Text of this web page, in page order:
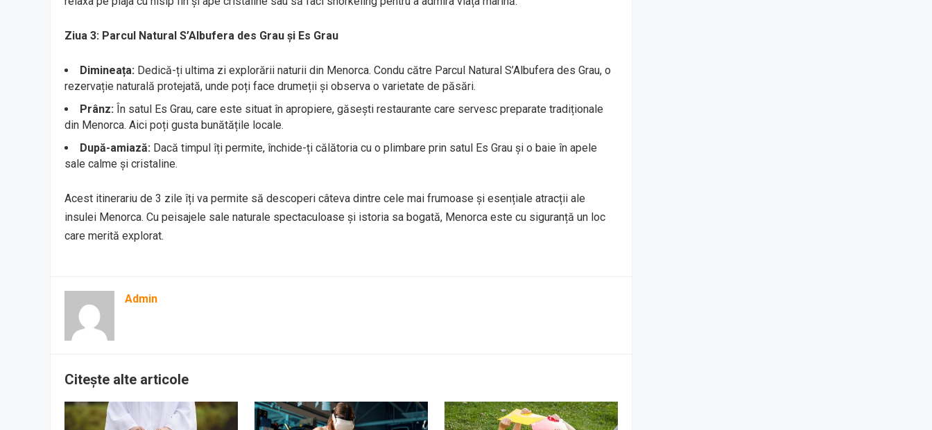
Ziua 3: Parcul Natural S’Albufera des Grau și Es Grau
Dimineața: Dedică-ți ultima zi explorării naturii din Menorca. Condu către Parcul Natural S’Albufera des Grau, o
rezervație naturală protejată, unde poți face drumeții și observa o varietate de păsări.
Prânz: În satul Es Grau, care este situat în apropiere, găsești restaurante care servesc preparate tradiționale
din Menorca. Aici poți gusta bunătățile locale.
După-amiază: Dacă timpul îți permite, închide-ți călătoria cu o plimbare prin satul Es Grau și o baie în apele
sale calme și cristaline.
Acest itinerariu de 3 zile îți va permite să descoperi câteva dintre cele mai frumoase și esențiale atracții ale
insulei Menorca. Cu peisajele sale naturale spectaculoase și istoria sa bogată, Menorca este cu siguranță un loc
care merită explorat.
Admin
Citește alte articole